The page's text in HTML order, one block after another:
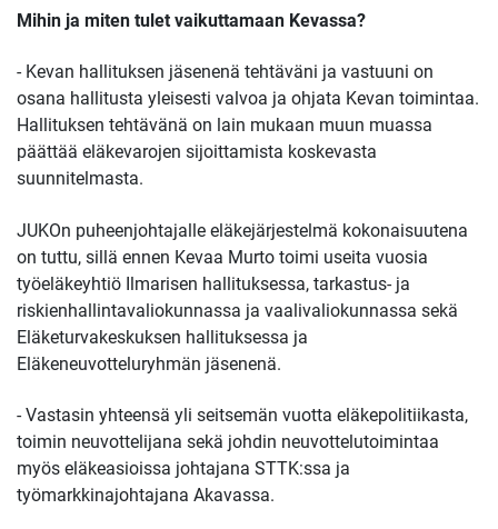
Mihin ja miten tulet vaikuttamaan Kevassa?
- Kevan hallituksen jäsenenä tehtäväni ja vastuuni on
osana hallitusta yleisesti valvoa ja ohjata Kevan toimintaa.
Hallituksen tehtävänä on lain mukaan muun muassa
päättää eläkevarojen sijoittamista koskevasta
suunnitelmasta.
JUKOn puheenjohtajalle eläkejärjestelmä kokonaisuutena
on tuttu, sillä ennen Kevaa Murto toimi useita vuosia
työeläkeyhtiö Ilmarisen hallituksessa, tarkastus- ja
riskienhallintavaliokunnassa ja vaalivaliokunnassa sekä
Eläketurvakeskuksen hallituksessa ja
Eläkeneuvotteluryhmän jäsenenä.
- Vastasin yhteensä yli seitsemän vuotta eläkepolitiikasta,
toimin neuvottelijana sekä johdin neuvottelutoimintaa
myös eläkeasioissa johtajana STTK:ssa ja
työmarkkinajohtajana Akavassa.